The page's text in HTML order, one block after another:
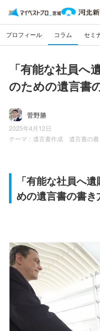
プロフィール コラム セミ
「有能な社員へ
のための遺言書
菅野勝
2025年4月12日
テーマ： 遺言書作成 遺言書の書
「有能な社員へ
めの遺言書の書き